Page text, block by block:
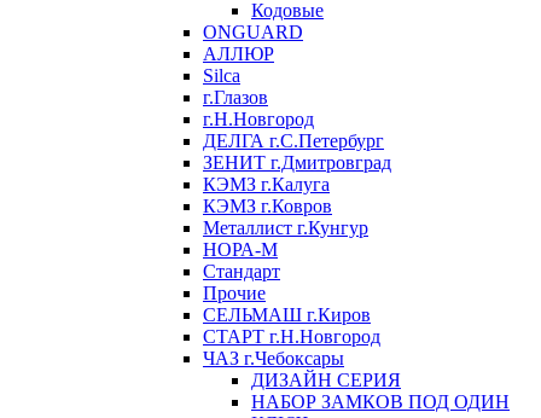
Кодовые
ONGUARD
АЛЛЮР
Silca
г.Глазов
г.Н.Новгород
ДЕЛГА г.С.Петербург
ЗЕНИТ г.Дмитровград
КЭМЗ г.Калуга
КЭМЗ г.Ковров
Металлист г.Кунгур
НОРА-М
Стандарт
Прочие
СЕЛЬМАШ г.Киров
СТАРТ г.Н.Новгород
ЧАЗ г.Чебоксары
ДИЗАЙН СЕРИЯ
НАБОР ЗАМКОВ ПОД ОДИН